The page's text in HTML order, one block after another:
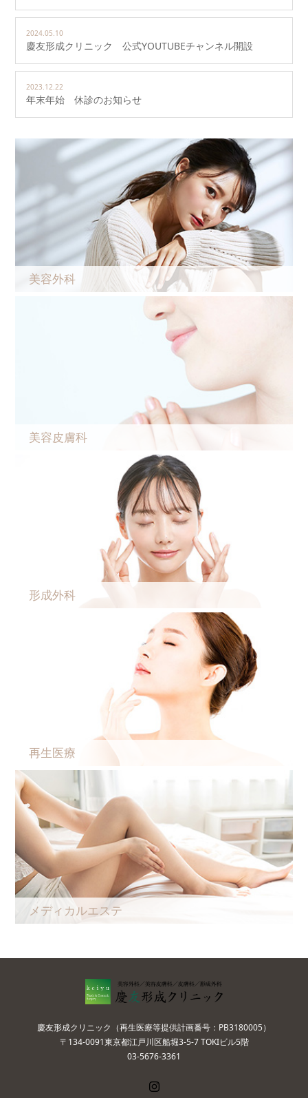
2024.05.10
慶友形成クリニック 公式YOUTUBEチャンネル開設
2023.12.22
年末年始 休診のお知らせ
美容外科
美容皮膚科
形成外科
再生医療
メディカルエステ
慶友形成クリニック（再生医療等提供計画番号：PB3180005）
〒134-0091東京都江戸川区船堀3-5-7 TOKIビル5階
03-5676-3361